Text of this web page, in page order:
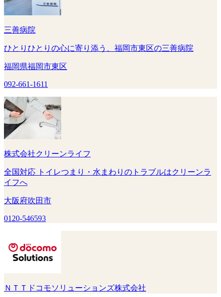
三善病院
ひとりひとりの心に寄り添う、福岡市東区の三善病院
福岡県福岡市東区
092-661-1611
株式会社クリーンライフ
全国対応 トイレつまり・水まわりのトラブルはクリーンラ
イフへ
大阪府吹田市
0120-546593
ＮＴＴドコモソリューションズ株式会社